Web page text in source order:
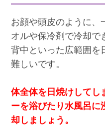
お顔や頭皮のように、
オルや保冷剤で冷却で
背中といった広範囲を
難しいです。
体全体を日焼けしてし
ーを浴びたり水風呂に
却しましょう。